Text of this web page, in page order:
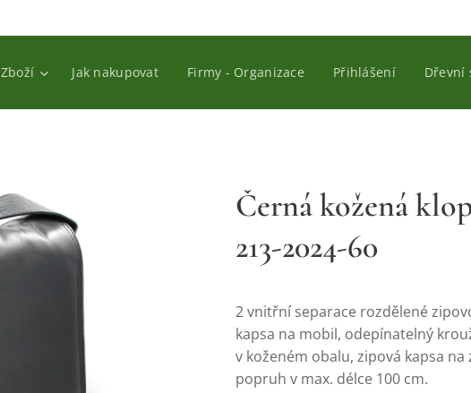
Zboží Jak nakupovat Firmy - Organizace Přihlášení Dřevní
Černá kožená
213-2024-60
2 vnitřní separace rozdělené
kapsa na mobil, odepínatelný
v koženém obalu, zipová kapsa
popruh v max. délce 100 cm.